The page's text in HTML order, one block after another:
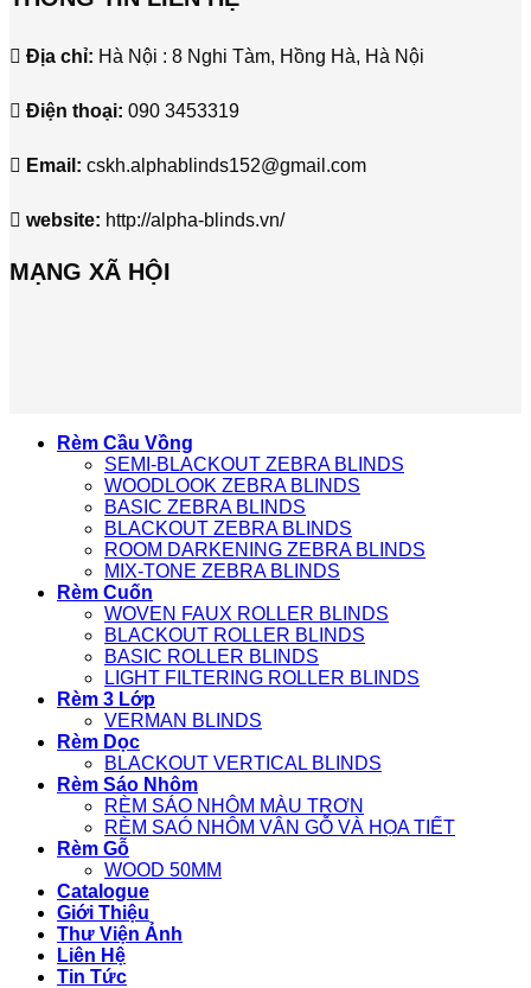
Địa chỉ: Hà Nội : 8 Nghi Tàm, Hồng Hà, Hà Nội
Điện thoại: 090 3453319
Email: cskh.alphablinds152@gmail.com
website: http://alpha-blinds.vn/
MẠNG XÃ HỘI
Rèm Cầu Vồng
SEMI-BLACKOUT ZEBRA BLINDS
WOODLOOK ZEBRA BLINDS
BASIC ZEBRA BLINDS
BLACKOUT ZEBRA BLINDS
ROOM DARKENING ZEBRA BLINDS
MIX-TONE ZEBRA BLINDS
Rèm Cuốn
WOVEN FAUX ROLLER BLINDS
BLACKOUT ROLLER BLINDS
BASIC ROLLER BLINDS
LIGHT FILTERING ROLLER BLINDS
Rèm 3 Lớp
VERMAN BLINDS
Rèm Dọc
BLACKOUT VERTICAL BLINDS
Rèm Sáo Nhôm
RÈM SÁO NHÔM MÀU TRƠN
RÈM SAÓ NHÔM VÂN GỖ VÀ HỌA TIẾT
Rèm Gỗ
WOOD 50MM
Catalogue
Giới Thiệu
Thư Viện Ảnh
Liên Hệ
Tin Tức